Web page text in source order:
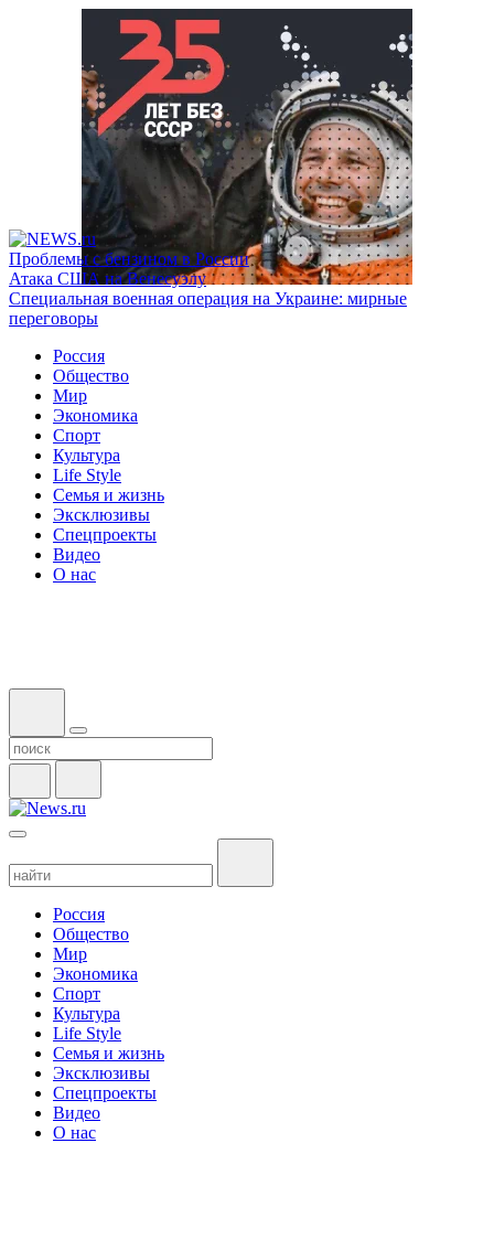
Проблемы с бензином в России
Атака США на Венесуэлу
Специальная военная операция на Украине: мирные
переговоры
Россия
Общество
Мир
Экономика
Спорт
Культура
Life Style
Семья и жизнь
Эксклюзивы
Спецпроекты
Видео
О нас
Россия
Общество
Мир
Экономика
Спорт
Культура
Life Style
Семья и жизнь
Эксклюзивы
Спецпроекты
Видео
О нас